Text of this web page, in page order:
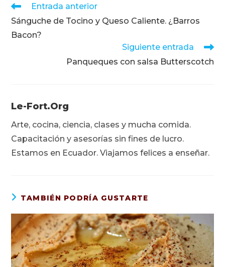
Leer
artículos
Entrada anterior
Sánguche de Tocino y Queso Caliente. ¿Barros
Bacon?
Siguiente entrada
Panqueques con salsa Butterscotch
Le-Fort.org
Arte, cocina, ciencia, clases y mucha comida.
Capacitación y asesorías sin fines de lucro.
Estamos en Ecuador. Viajamos felices a enseñar.
TAMBIÉN PODRÍA GUSTARTE